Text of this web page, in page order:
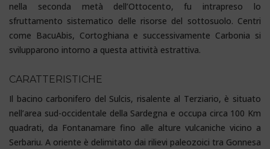
nella seconda metà dell’Ottocento, fu intrapreso lo
sfruttamento sistematico delle risorse del sottosuolo. Centri
come BacuAbis, Cortoghiana e successivamente Carbonia si
svilupparono intorno a questa attività estrattiva.
CARATTERISTICHE
Il bacino carbonifero del Sulcis, risalente al Terziario, è situato
nell’area sud-occidentale della Sardegna e occupa circa 100 Km
quadrati, da Fontanamare fino alle alture vulcaniche vicino a
Serbariu. A oriente è delimitato dai rilievi paleozoici tra Gonnesa